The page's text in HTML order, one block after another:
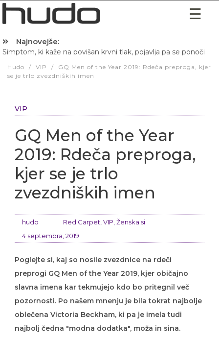
Najnovejše:
Simptom, ki kaže na povišan krvni tlak, pojavlja pa se ponoči
Hudo / VIP /
GQ Men of the Year 2019: Rdeča preproga, kjer
se je trlo zvezdniških imen
VIP
GQ Men of the Year
2019: Rdeča preproga,
kjer se je trlo
zvezdniških imen
hudo Red Carpet VIP Ženska.si
4 septembra, 2019
Poglejte si, kaj so nosile zvezdnice na rdeči
preprogi GQ Men of the Year 2019, kjer običajno
slavna imena kar tekmujejo kdo bo pritegnil več
pozornosti. Po našem mnenju je bila tokrat najbolje
oblečena Victoria Beckham, ki pa je imela tudi
najbolj čedna "modna dodatka", moža in sina.